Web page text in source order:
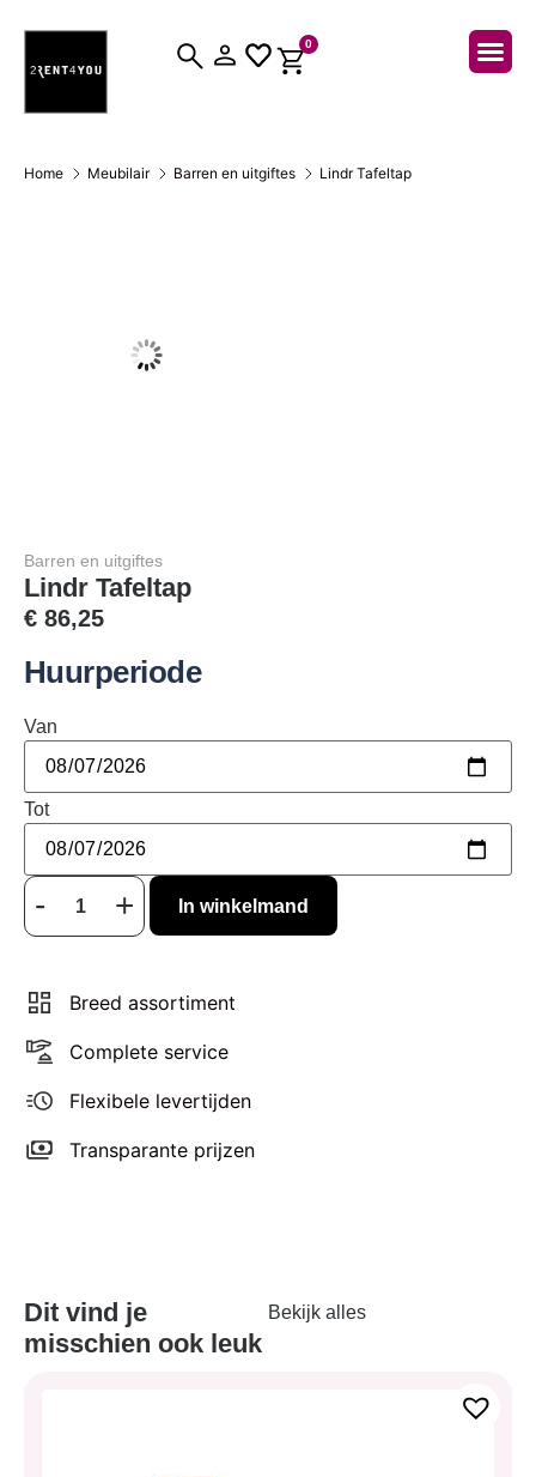
0
Home Meubilair Barren en uitgiftes Lindr Tafeltap
Barren en uitgiftes
Lindr Tafeltap
€ 86,25
Huurperiode
Van
Tot
In winkelmand
Breed assortiment
Complete service
Flexibele levertijden
Transparante prijzen
Dit vind je
misschien ook leuk
Bekijk alles